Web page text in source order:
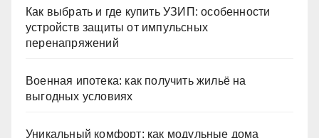
Как выбрать и где купить УЗИП: особенности
устройств защиты от импульсных
перенапряжений
Военная ипотека: как получить жильё на
выгодных условиях
Уникальный комфорт: как модульные дома